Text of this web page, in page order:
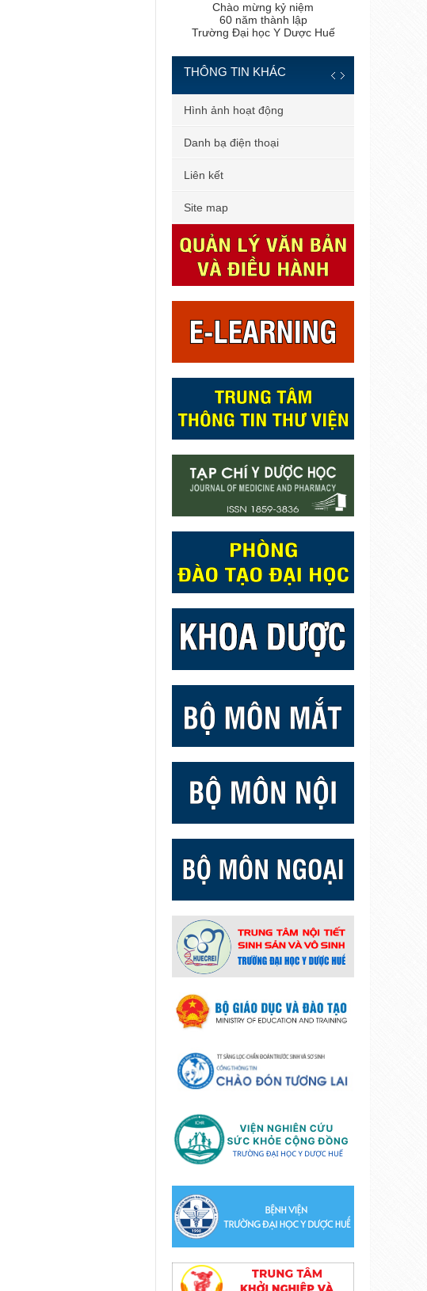
Chào mừng kỷ niệm
60 năm thành lập
Trường Đại học Y Dược Huế
THÔNG TIN KHÁC
Hình ảnh hoạt động
Danh bạ điện thoại
Liên kết
Site map